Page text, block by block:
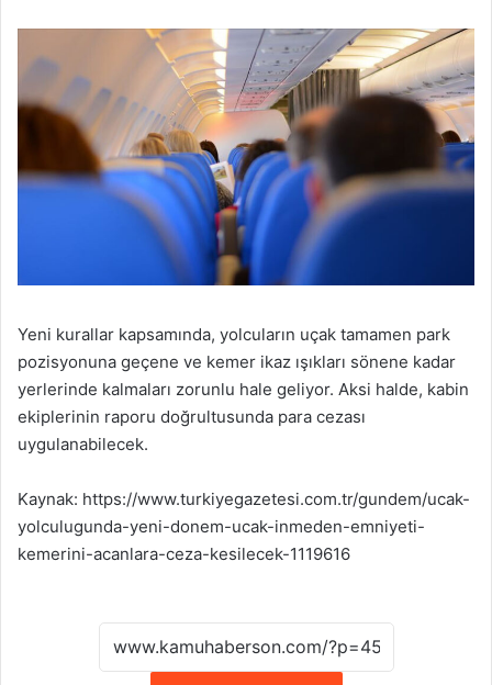
Yeni kurallar kapsamında, yolcuların uçak tamamen park
pozisyonuna geçene ve kemer ikaz ışıkları sönene kadar
yerlerinde kalmaları zorunlu hale geliyor. Aksi halde, kabin
ekiplerinin raporu doğrultusunda para cezası
uygulanabilecek.
Kaynak: https://www.turkiyegazetesi.com.tr/gundem/ucak-
yolculugunda-yeni-donem-ucak-inmeden-emniyeti-
kemerini-acanlara-ceza-kesilecek-1119616